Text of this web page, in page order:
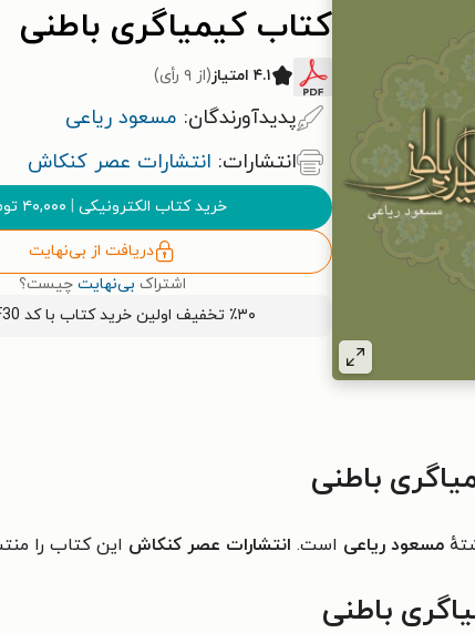
کتاب کیمیاگری باطنی
۴.۱ امتیاز (از ۹ رأی)
پدیدآورندگان: مسعود ریاعی
انتشارات: انتشارات عصر کنکاش
خرید کتاب الکترونیکی ۴۰,۰۰۰
دریافت از بی‌نهایت
اشتراک بی‌نهایت چیست؟
٪۳۰ تخفیف اولین خرید کتاب با کد
باطنی
مسعود ریاعی است. انتشارات عصر کنکاش این کتاب را
باطنی